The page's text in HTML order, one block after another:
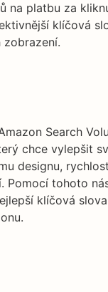
na platbu za
klíčová
zobrazení.
Search
chce vylepšit
designu,
Pomocí tohoto
klíčová